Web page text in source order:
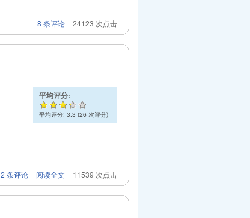
8 条评论 24123 次点击
平均评分:
平均评分:3.3 (26 次评分)
2 条评论
阅读全文 11539 次点击